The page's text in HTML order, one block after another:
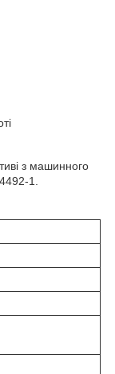
з машинного
1.